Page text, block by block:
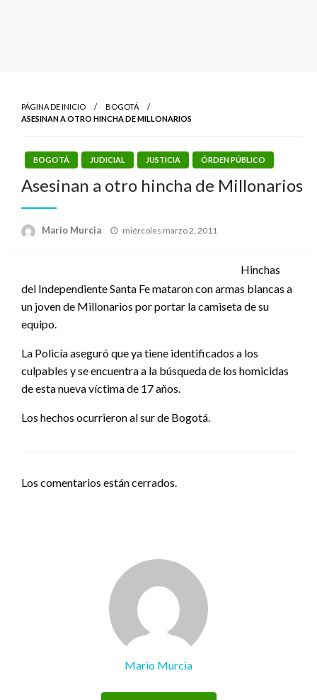
PÁGINA DE INICIO
BOGOTÁ
ASESINAN A OTRO HINCHA DE MILLONARIOS
BOGOTÁ JUDICIAL JUSTICIA ÓRDEN PÚBLICO
Asesinan a otro hincha de Millonarios
Mario Murcia
Publicado
miércoles marzo 2, 2011
Hinchas
del Independiente Santa Fe mataron con armas blancas a
un joven de Millonarios por portar la camiseta de su
equipo.
La Policía aseguró que ya tiene identificados a los
culpables y se encuentra a la búsqueda de los homicidas
de esta nueva víctima de 17 años.
Los hechos ocurrieron al sur de Bogotá.
Los comentarios están cerrados.
Mario Murcia